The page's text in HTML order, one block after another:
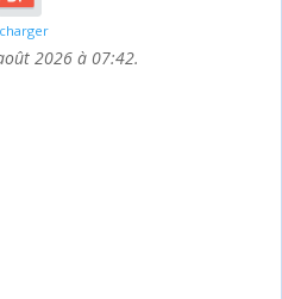
2026 à 07:42.